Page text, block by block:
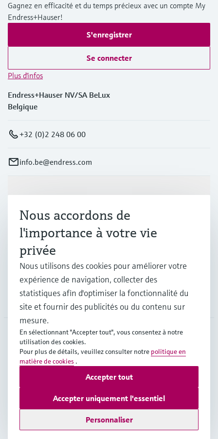
Gagnez en efficacité et du temps précieux avec un compte My
Endress+Hauser!
S'enregistrer
Se connecter
Plus d'infos
Endress+Hauser NV/SA BeLux
Belgique
+32 (0)2 248 06 00
info.be@endress.com
Produits et services
Industries
Support
BEL • Français
Copyright © Endress+Hauser Group Services AG
Mentions légalesConditions d'utilisation
Protection des donnéesLegal & Conditions generales
Nous accordons de
l'importance à votre vie
privée
Nous utilisons des cookies pour améliorer votre
expérience de navigation, collecter des
statistiques afin d'optimiser la fonctionnalité du
site et fournir des publicités ou du contenu sur
mesure.
En sélectionnant "Accepter tout", vous consentez à notre
utilisation des cookies.
Pour plus de détails, veuillez consulter notre politique en
matière de cookies .
Personnaliser
Accepter uniquement l'essentiel
Accepter tout